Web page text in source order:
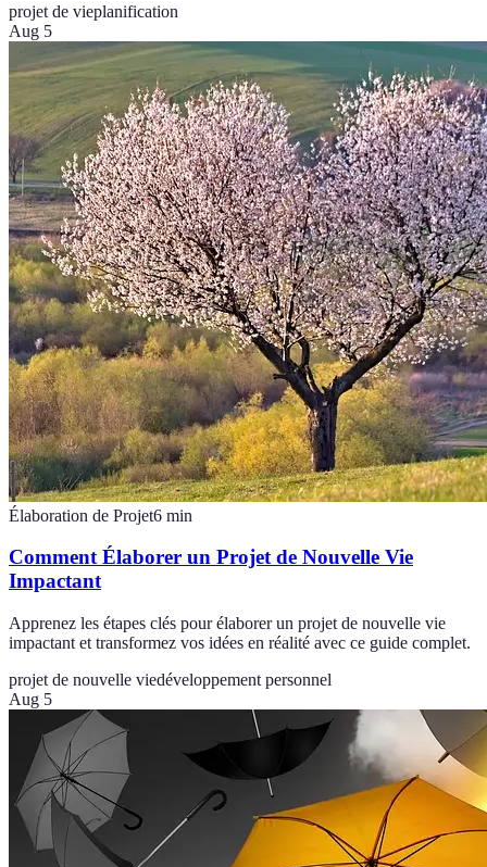
projet de vieplanification
Aug 5
Élaboration de Projet6 min
Comment Élaborer un Projet de Nouvelle Vie
Impactant
Apprenez les étapes clés pour élaborer un projet de nouvelle vie
impactant et transformez vos idées en réalité avec ce guide complet.
projet de nouvelle viedéveloppement personnel
Aug 5